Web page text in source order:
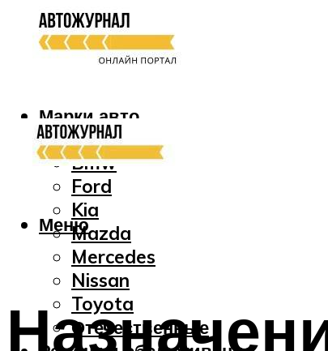
Марки авто
Audi
Bmw
Ford
Kia
Mazda
Mercedes
Nissan
Toyota
Отечественные
Меню